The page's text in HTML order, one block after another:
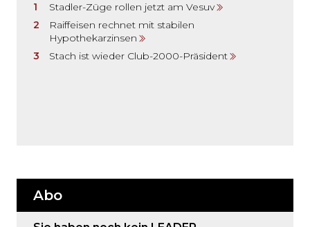
Stadler-Züge rollen jetzt am Vesuv
Raiffeisen rechnet mit stabilen
Hypothekarzinsen
Stach ist wieder Club-2000-Präsident
Abo